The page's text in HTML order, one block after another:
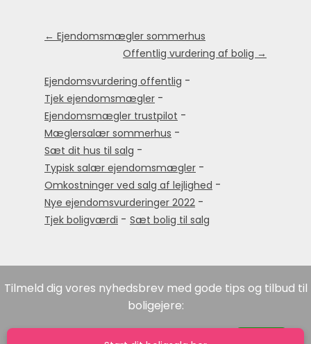
← Ejendomsmægler sommerhus
Offentlig vurdering af bolig →
Ejendomsvurdering offentlig -
Tjek ejendomsmægler -
Ejendomsmægler trustpilot -
Mæglersalær sommerhus -
Sæt dit hus til salg -
Typisk salær ejendomsmægler -
Omkostninger ved salg af lejlighed -
Nye ejendomsvurderinger 2022 -
Tjek boligværdi - Sæt bolig til salg
Tilmeld dig vores nyhedsbrev med gode tips og tilbud til
boligejere: